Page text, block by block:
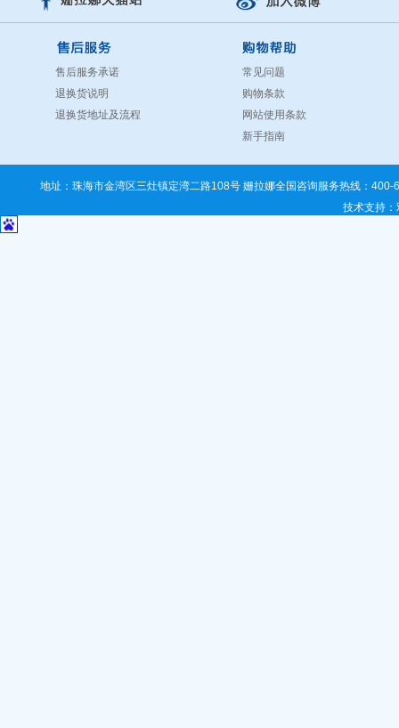
售后服务承诺
退换货说明
退换货地址及流程
常见问题
购物条款
网站使用条款
新手指南
地址：珠海市金湾区三灶镇定湾二路108号 姗拉娜全国咨询服务热线：
技术支持 ：